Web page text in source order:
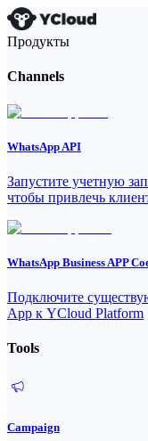
Продукты
Channels
WhatsApp API
Запустите учетную
чтобы привлечь
WhatsApp Business APP
Подключите
App к YCloud Platform
Tools
Campaign